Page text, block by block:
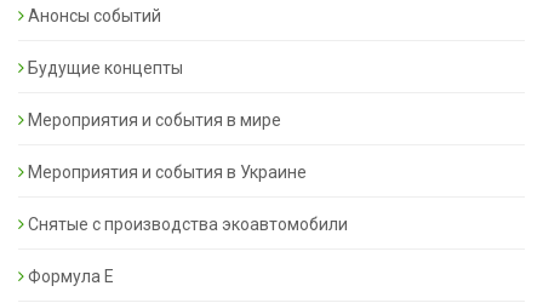
Анонсы событий
Будущие концепты
Мероприятия и события в мире
Мероприятия и события в Украине
Снятые с производства экоавтомобили
Формула Е